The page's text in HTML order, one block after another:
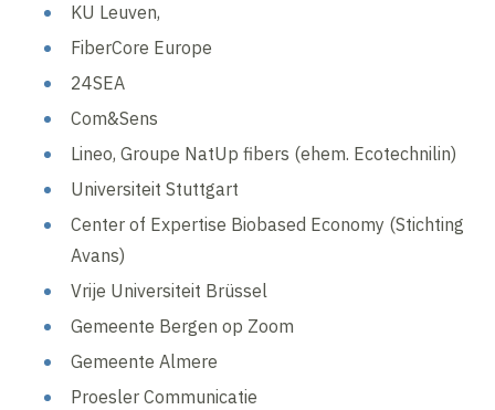
KU Leuven,
FiberCore Europe
24SEA
Com&Sens
Lineo, Groupe NatUp fibers (ehem. Ecotechnilin)
Universiteit Stuttgart
Center of Expertise Biobased Economy (Stichting
Avans)
Vrije Universiteit Brüssel
Gemeente Bergen op Zoom
Gemeente Almere
Proesler Communicatie